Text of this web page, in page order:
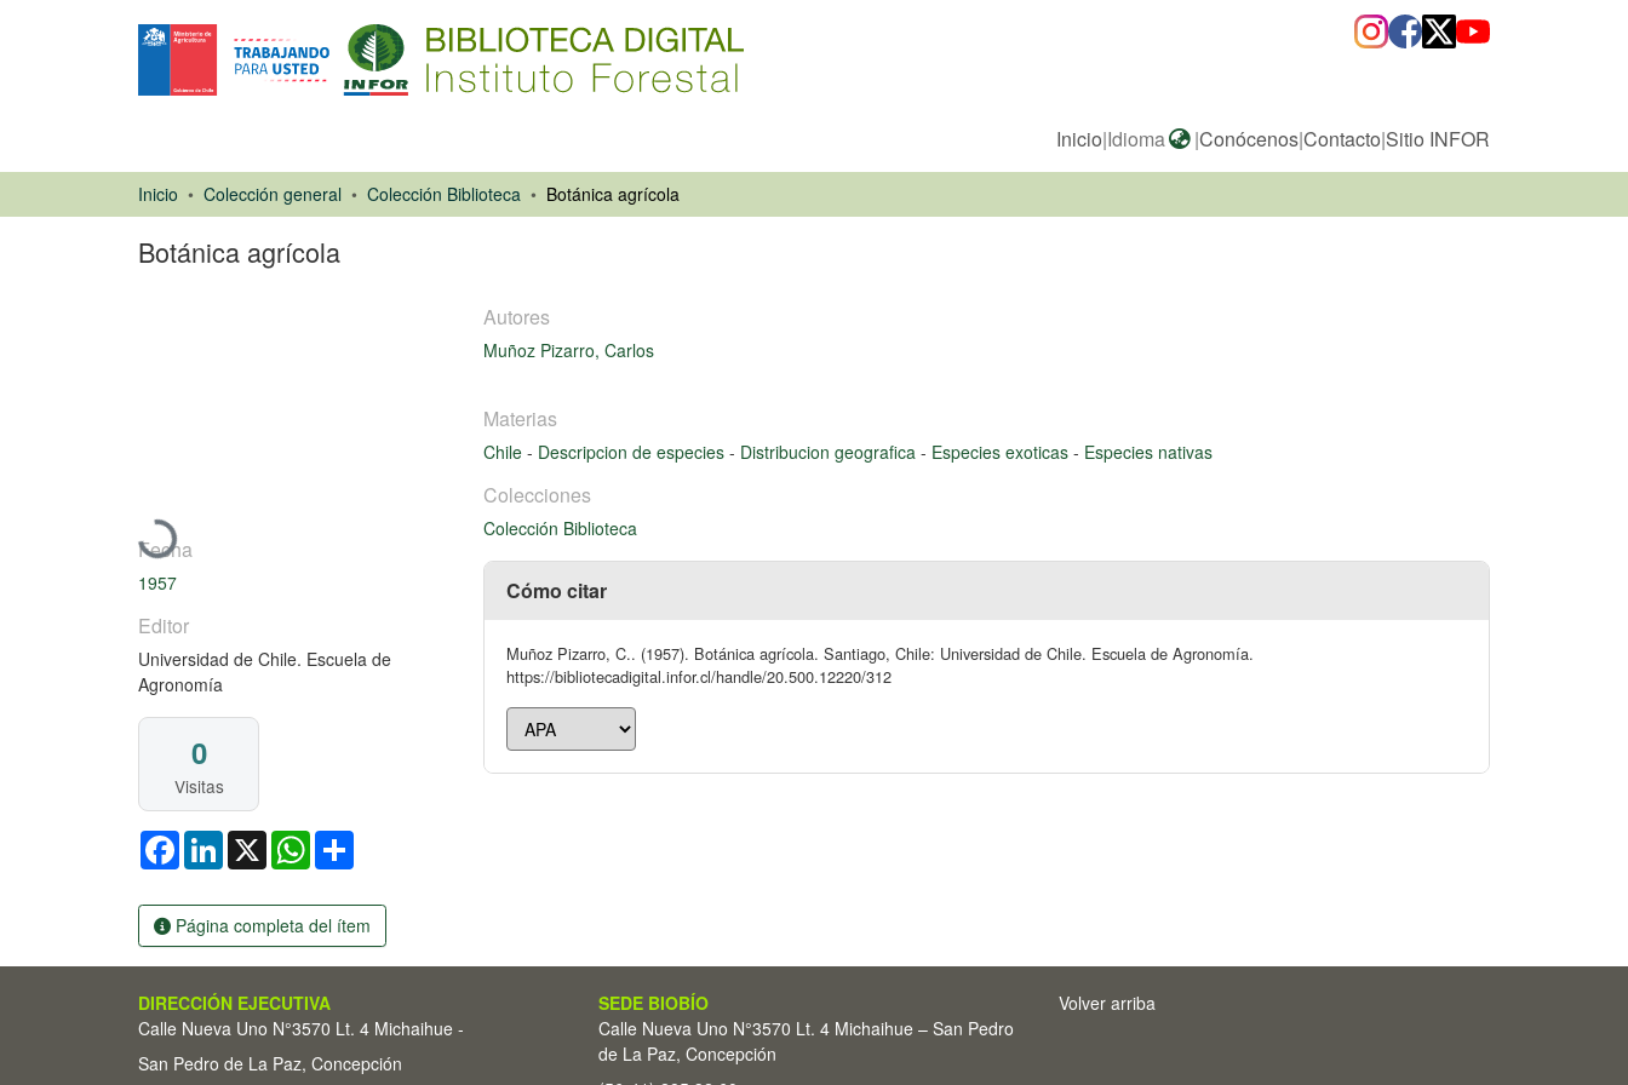
Inicio|Idioma |Conócenos|Contacto|Sitio INFOR
Inicio Colección general Colección Biblioteca Botánica agrícola
Botánica agrícola
Cargando...
Fecha
1957
Editor
Universidad de Chile. Escuela de
Agronomía
0
Visitas
FacebookLinkedIn
X WhatsApp
Página completa del ítem
Autores
Muñoz Pizarro, Carlos
Materias
Chile - Descripcion de especies - Distribucion geografica - Especies exoticas - Especies nativas
Colecciones
Colección Biblioteca
Cómo citar
Muñoz Pizarro, C.. (1957). Botánica agrícola. Santiago, Chile: Universidad de Chile. Escuela de Agronomía.
https://bibliotecadigital.infor.cl/handle/20.500.12220/312
DIRECCIÓN EJECUTIVA
Calle Nueva Uno N°3570 Lt. 4 Michaihue -
San Pedro de La Paz, Concepción
SEDE BIOBÍO
Calle Nueva Uno N°3570 Lt. 4 Michaihue – San Pedro
de La Paz, Concepción
Volver arriba